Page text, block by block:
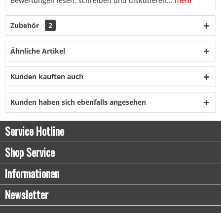
Zubehör 2
Ähnliche Artikel
Kunden kauften auch
Kunden haben sich ebenfalls angesehen
Service Hotline
Shop Service
Informationen
Newsletter